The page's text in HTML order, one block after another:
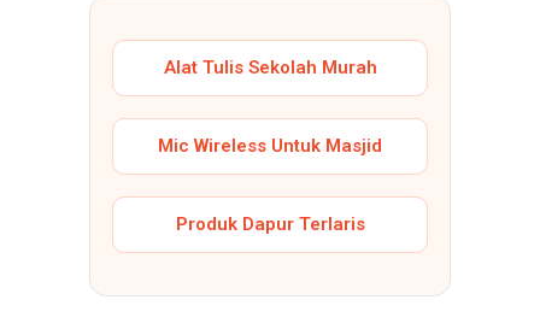
Alat Tulis Sekolah Murah
Mic Wireless Untuk Masjid
Produk Dapur Terlaris